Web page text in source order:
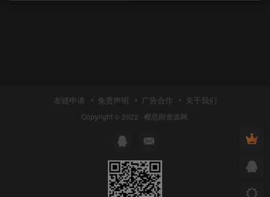
友链申请 免责声明 广告合作 关于我们
Copyright © 2022 · 樱恋雨资源网